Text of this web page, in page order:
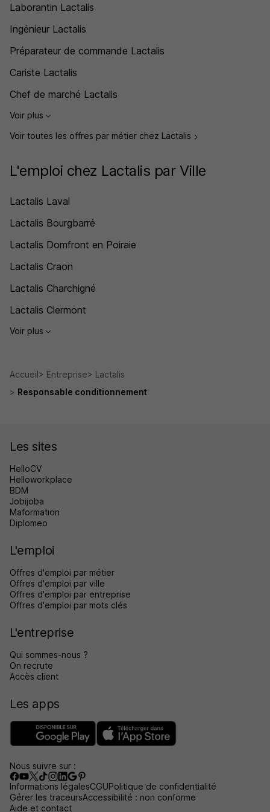
Laborantin Lactalis
Ingénieur Lactalis
Préparateur de commande Lactalis
Cariste Lactalis
Chef de marché Lactalis
Voir plus
Voir toutes les offres par métier chez Lactalis
L'emploi chez Lactalis par Ville
Lactalis Laval
Lactalis Bourgbarré
Lactalis Domfront en Poiraie
Lactalis Craon
Lactalis Charchigné
Lactalis Clermont
Voir plus
Accueil Entreprise
Lactalis
Responsable conditionnement
Les sites
HelloCV
Helloworkplace
BDM
Jobijoba
Maformation
Diplomeo
L'emploi
Offres d'emploi par métier
Offres d'emploi par ville
Offres d'emploi par entreprise
Offres d'emploi par mots clés
L'entreprise
Qui sommes-nous ?
On recrute
Accès client
Les apps
Nous suivre sur :
Informations légalesCGUPolitique de confidentialité
Gérer les traceursAccessibilité : non conforme
Aide et contact